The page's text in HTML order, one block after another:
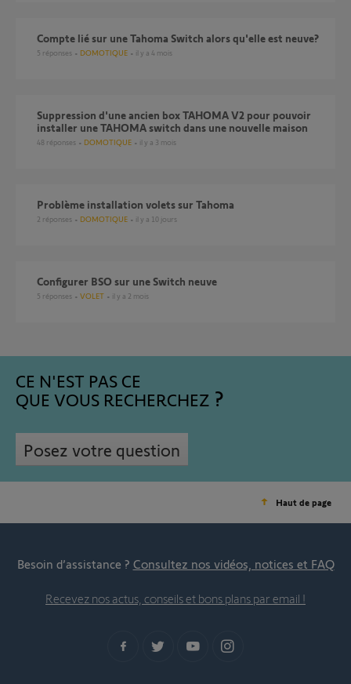
Compte lié sur une Tahoma Switch alors qu'elle est neuve?
5 réponses DOMOTIQUE il y a 4 mois
Suppression d'une ancien box TAHOMA V2 pour pouvoir
installer une TAHOMA switch dans une nouvelle maison
48 réponses DOMOTIQUE il y a 3 mois
Problème installation volets sur Tahoma
2 réponses DOMOTIQUE il y a 10 jours
Configurer BSO sur une Switch neuve
5 réponses VOLET il y a 2 mois
CE N'EST PAS CE
QUE VOUS RECHERCHEZ
Posez votre question
Haut de page
Besoin d’assistance ? Consultez nos vidéos, notices et FAQ
Recevez nos actus, conseils et bons plans par email !